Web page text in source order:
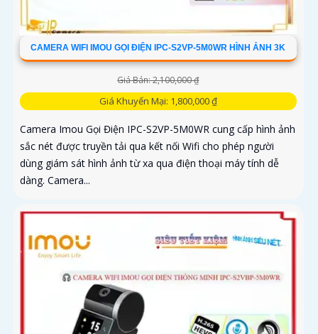
CAMERA WIFI IMOU GỌI ĐIỆN IPC-S2VP-5M0WR HÌNH ẢNH 3K
Giá Bán: 2,100,000 ₫
Giá Khuyến Mại: 1,800,000 ₫
Camera Imou Gọi Điện IPC-S2VP-5M0WR cung cấp hình ảnh
sắc nét được truyền tải qua kết nối Wifi cho phép người
dùng giám sát hình ảnh từ xa qua điện thoại máy tính dễ
dàng. Camera...